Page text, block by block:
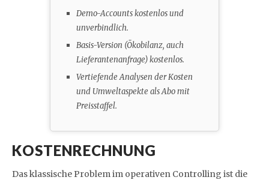
Demo-Accounts kostenlos und
unverbindlich.
Basis-Version (Ökobilanz, auch
Lieferantenanfrage) kostenlos.
Vertiefende Analysen der Kosten
und Umweltaspekte als Abo mit
Preisstaffel.
KOSTENRECHNUNG
Das klassische Problem im operativen Controlling ist die